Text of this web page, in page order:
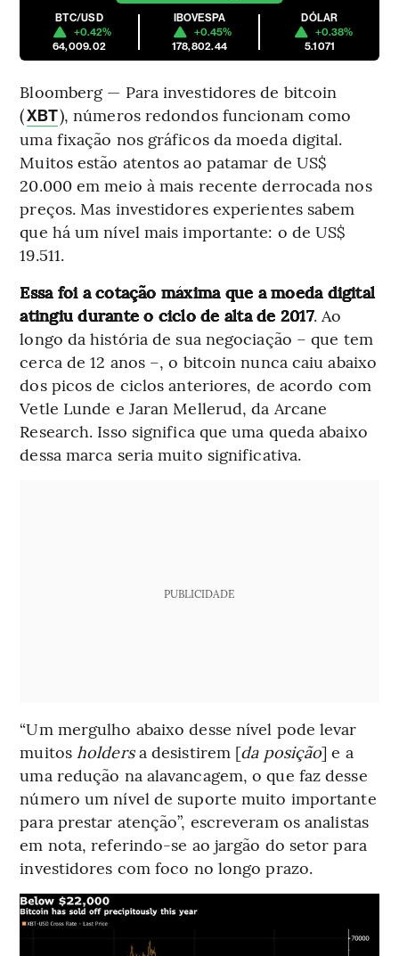
BTC/USD
+0.42%
64,009.02
IBOVESPA
+0.45%
178,802.44
DÓLAR
+0.38%
5.1071
Bloomberg — Para investidores de bitcoin
(XBT), números redondos funcionam como
uma fixação nos gráficos da moeda digital.
Muitos estão atentos ao patamar de US$
20.000 em meio à mais recente derrocada nos
preços. Mas investidores experientes sabem
que há um nível mais importante: o de US$
19.511.
Essa foi a cotação máxima que a moeda digital
atingiu durante o ciclo de alta de 2017. Ao
longo da história de sua negociação – que tem
cerca de 12 anos –, o bitcoin nunca caiu abaixo
dos picos de ciclos anteriores, de acordo com
Vetle Lunde e Jaran Mellerud, da Arcane
Research. Isso significa que uma queda abaixo
dessa marca seria muito significativa.
PUBLICIDADE
“Um mergulho abaixo desse nível pode levar
muitos holdersa desistirem [da posição] e a
uma redução na alavancagem, o que faz desse
número um nível de suporte muito importante
para prestar atenção”, escreveram os analistas
em nota, referindo-se ao jargão do setor para
investidores com foco no longo prazo.